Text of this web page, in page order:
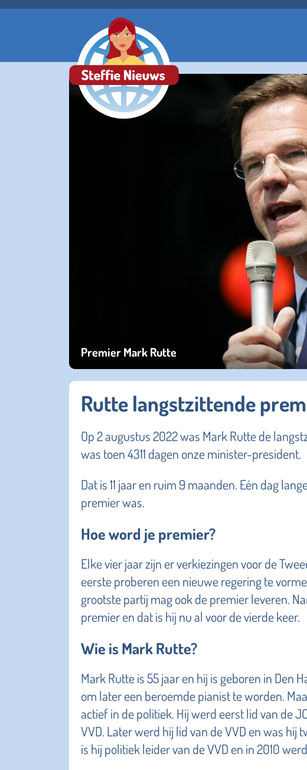
Premier Mark Rutte
Rutte langstzittende
Op 2 augustus 2022 was Mark Rutte de
was toen 4311 dagen onze minister-president.
Dat is 11 jaar en ruim 9 maanden. Eén dag
premier was.
Hoe word je premier?
Elke vier jaar zijn er verkiezingen voor de
eerste proberen een nieuwe regering te
grootste partij mag ook de premier leveren.
premier en dat is hij nu al voor de vierde keer.
Wie is Mark Rutte?
Mark Rutte is 55 jaar en hij is geboren in Den
om later een beroemde pianist te worden.
actief in de politiek. Hij werd eerst lid van de
VVD. Later werd hij lid van de VVD en was
is hij politiek leider van de VVD en in 2010